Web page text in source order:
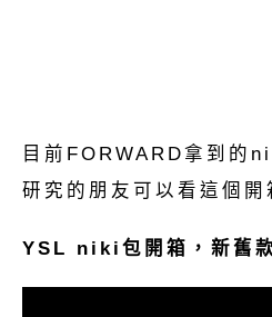
目前FORWARD拿到的
研究的朋友可以看這個開
YSL niki包開箱，新舊